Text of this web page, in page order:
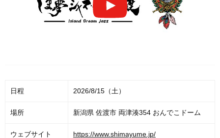
日程 2026/8/15（土）
場所 新潟県 佐渡市 両津湊354 おんでこドーム
ウェブサイト https://www.shimayume.jp/